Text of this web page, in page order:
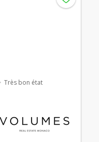
Très bon état